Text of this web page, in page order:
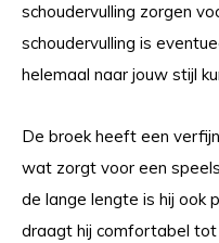
schoudervulling zorgen
schoudervulling is
helemaal naar jouw stijl
De broek heeft een
wat zorgt voor een
de lange lengte is hij ook
draagt hij comfortabel tot